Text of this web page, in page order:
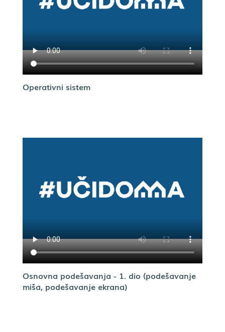
Operativni sistem
Osnovna podešavanja - 1. dio (podešavanje
miša, podešavanje ekrana)